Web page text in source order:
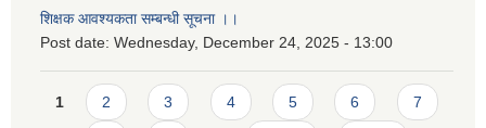
शिक्षक आवश्यकता सम्बन्धी सूचना ।।
Post date: Wednesday, December 24, 2025 - 13:00
Pages
1 2 3 4 5 6 7